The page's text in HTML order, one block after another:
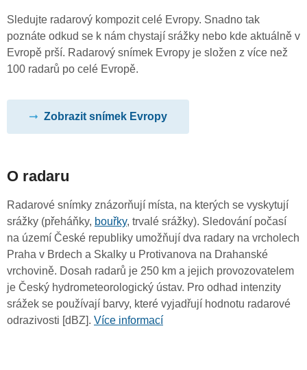
Sledujte radarový kompozit celé Evropy. Snadno tak
poznáte odkud se k nám chystají srážky nebo kde aktuálně v
Evropě prší. Radarový snímek Evropy je složen z více než
100 radarů po celé Evropě.
Zobrazit snímek Evropy
O radaru
Radarové snímky znázorňují místa, na kterých se vyskytují
srážky (přeháňky, bouřky, trvalé srážky). Sledování počasí
na území České republiky umožňují dva radary na vrcholech
Praha v Brdech a Skalky u Protivanova na Drahanské
vrchovině. Dosah radarů je 250 km a jejich provozovatelem
je Český hydrometeorologický ústav. Pro odhad intenzity
srážek se používají barvy, které vyjadřují hodnotu radarové
odrazivosti [dBZ]. Více informací